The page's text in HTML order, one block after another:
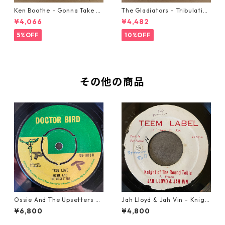
Ken Boothe - Gonna Take A
Miracle【7-21362】
¥4,066
5%OFF
The Gladiators - Tribulation
【7-21365】
¥4,482
10%OFF
その他の商品
Ossie And The Upsetters -
True Love【7-22000】
¥6,800
Jah Lloyd & Jah Vin - Knigh
t Of The Round Table【7-21
908】
¥4,800